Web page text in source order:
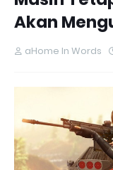
Akan
aHome In Words